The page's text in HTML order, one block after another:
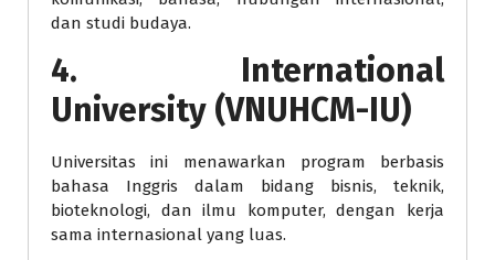
dan studi budaya.
4. International
University (VNUHCM-IU)
Universitas ini menawarkan program berbasis
bahasa Inggris dalam bidang bisnis, teknik,
bioteknologi, dan ilmu komputer, dengan kerja
sama internasional yang luas.